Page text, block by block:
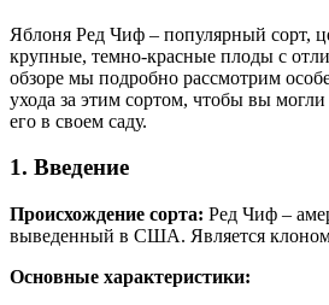
Яблоня Ред Чиф – популярный сорт,
крупные, темно-красные плоды с
обзоре мы подробно рассмотрим
ухода за этим сортом, чтобы вы
его в своем саду.
1. Введение
Происхождение сорта: Ред Чиф –
выведенный в США. Является
Основные характеристики: